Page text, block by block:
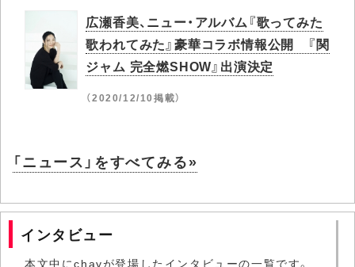
広瀬香美、ニュー・アルバム『歌ってみた
歌われてみた』豪華コラボ情報公開 『関
ジャム 完全燃SHOW』出演決定
（2020/12/10掲載）
「ニュース」をすべてみる»
インタビュー
本文中にchayが登場したインタビューの一覧です。